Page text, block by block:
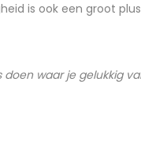
is ook een groot
waar je gelukkig